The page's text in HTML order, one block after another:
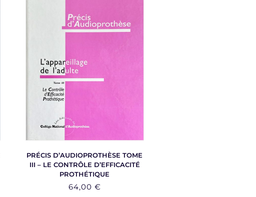
PRÉCIS D’AUDIOPROTHÈSE TOME
III – LE CONTRÔLE D’EFFICACITÉ
PROTHÉTIQUE
64,00 €